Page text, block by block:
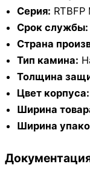
Серия: RTBFP
Срок службы:
Страна
Тип камина:
Толщина
Цвет корпуса:
Ширина
Ширина